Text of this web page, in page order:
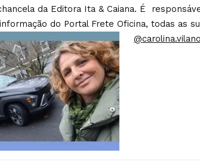
da Editora Ita & Caiana. É
do Portal Frete Oficina, todas as